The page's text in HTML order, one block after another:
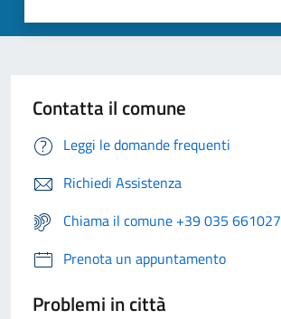
Contatta il comune
Leggi le domande frequenti
Richiedi Assistenza
Chiama il comune +39 035 661027
Prenota un appuntamento
Problemi in città